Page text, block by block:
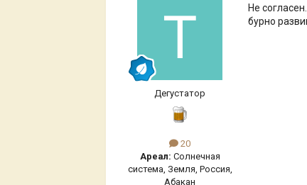
Дегустатор
20
Ареал: Солнечная
система, Земля, Россия,
Абакан
Не
бурно